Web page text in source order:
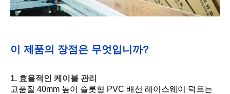
이 제품의 장점은 무엇입니까?
1. 효율적인 케이블 관리
고품질 40mm 높이 슬롯형 PVC 배선 레이스웨이 덕트는